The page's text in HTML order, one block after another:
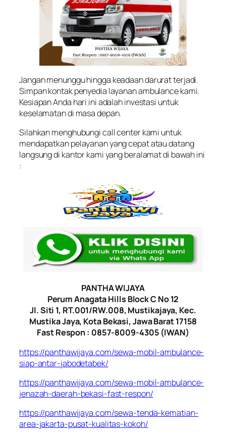
Jangan menunggu hingga keadaan darurat terjadi.
Simpan kontak penyedia layanan ambulance kami.
Kesiapan Anda hari ini adalah investasi untuk
keselamatan di masa depan.
Silahkan menghubungi call center kami untuk
mendapatkan pelayanan yang cepat atau datang
langsung di kantor kami yang beralamat di bawah ini
:
PANTHA WIJAYA
Perum Anagata Hills Block C No 12
Jl. Siti 1, RT.001/RW.008, Mustikajaya, Kec.
Mustika Jaya, Kota Bekasi, Jawa Barat 17158
Fast Respon : 0857-8009-4305 (IWAN)
https://panthawijaya.com/sewa-mobil-ambulance-
siap-antar-jabodetabek/
https://panthawijaya.com/sewa-mobil-ambulance-
jenazah-daerah-bekasi-fast-respon/
https://panthawijaya.com/sewa-tenda-kematian-
area-jakarta-pusat-kualitas-kokoh/